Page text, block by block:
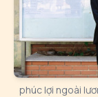
phúc lợi ngoài